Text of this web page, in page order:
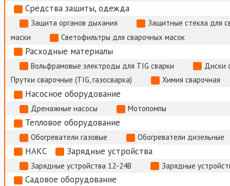
Средства защиты, одежда
Защита органов дыхания
Защитные стекла для
маски
Светофильтры для сварочных масок
Расходные материалы
Вольфрамовые электроды для TIG сварки
Диски
Прутки сварочные (TIG, газосварка)
Химия сварочная
Насосное оборудование
Дренажные насосы Мотопомпы
Тепловое оборудование
Обогреватели газовые Обогреватели дизельные
НАКС Зарядные устройства
Зарядные устройства 12-24В Зарядные
Садовое оборудование